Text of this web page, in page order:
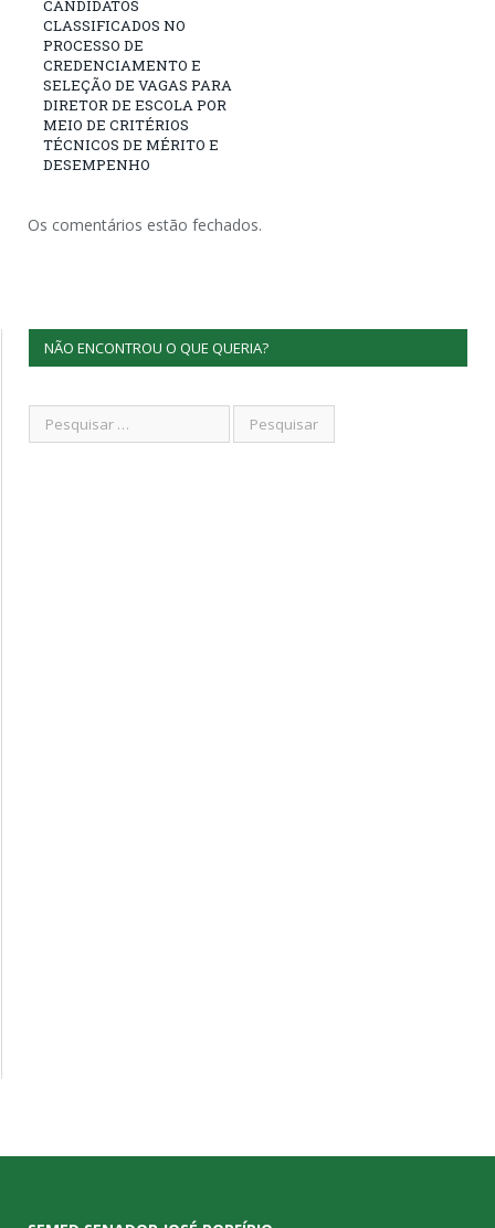
CANDIDATOS
CLASSIFICADOS NO
PROCESSO DE
CREDENCIAMENTO E
SELEÇÃO DE VAGAS PARA
DIRETOR DE ESCOLA POR
MEIO DE CRITÉRIOS
TÉCNICOS DE MÉRITO E
DESEMPENHO
Os comentários estão fechados.
NÃO ENCONTROU O QUE QUERIA?